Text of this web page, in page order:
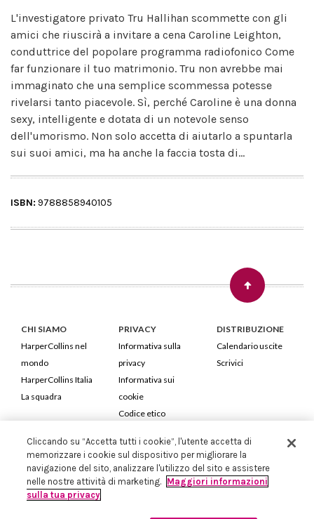
L'investigatore privato Tru Hallihan scommette con gli
amici che riuscirà a invitare a cena Caroline Leighton,
conduttrice del popolare programma radiofonico Come
far funzionare il tuo matrimonio. Tru non avrebbe mai
immaginato che una semplice scommessa potesse
rivelarsi tanto piacevole. Sì, perché Caroline è una donna
sexy, intelligente e dotata di un notevole senso
dell'umorismo. Non solo accetta di aiutarlo a spuntarla
sui suoi amici, ma ha anche la faccia tosta di...
ISBN: 9788858940105
CHI SIAMO
HarperCollins nel
mondo
HarperCollins Italia
La squadra
PRIVACY
Informativa sulla
privacy
Informativa sui
cookie
Codice etico
DISTRIBUZIONE
Calendario uscite
Scrivici
HarperCollins Italia S.p.A. Viale Monte Nero, 84 - 20135 Milano
Cod. Fiscale e P.IVA 05946780151 - Capitale Sociale 258.250 €
Iscritta in Milano al Registro delle imprese nr.198004 e REA nr.1051898
Cliccando su “Accetta tutti i cookie”, l'utente accetta di
memorizzare i cookie sul dispositivo per migliorare la
navigazione del sito, analizzare l'utilizzo del sito e assistere
nelle nostre attività di marketing. Maggiori informazioni
sulla tua privacy